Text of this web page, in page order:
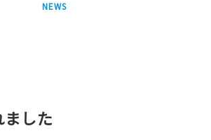
NEWS
した